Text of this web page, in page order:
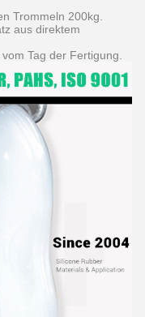
Trommeln 200kg.
aus direktem
Tag der Fertigung.